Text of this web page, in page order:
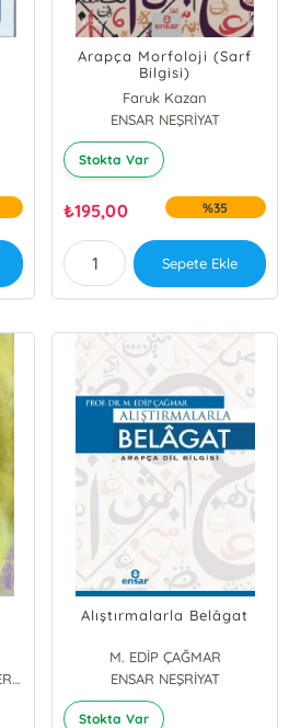
Arapça Morfoloji (Sarf
Bilgisi)
Faruk Kazan
ENSAR NEŞRİYAT
Stokta Var
₺195,00 %35
Sepete Ekle
DEM DEĞERLER EĞİTİMİ MERKEZİ YAYINLARI
Alıştırmalarla Belâgat
M. EDİP ÇAĞMAR
ENSAR NEŞRİYAT
Stokta Var